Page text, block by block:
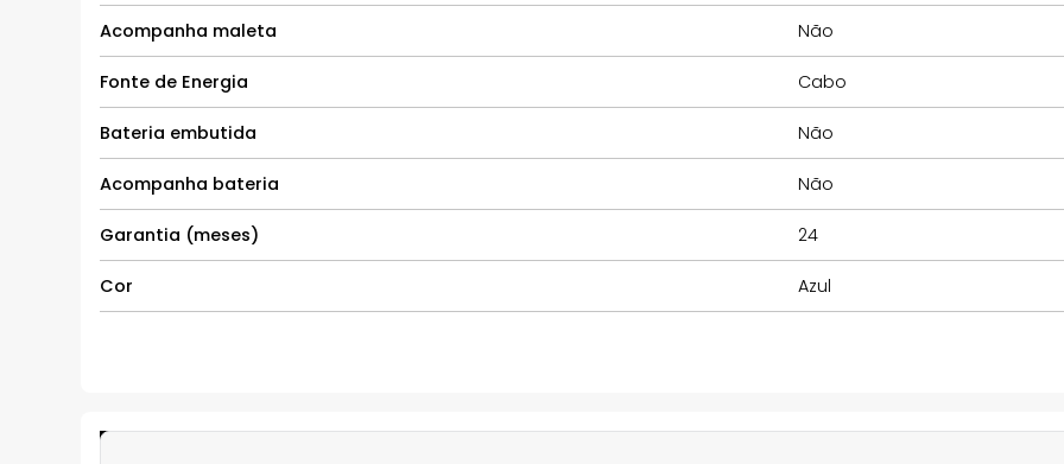
Acompanha maleta Não
Fonte de Energia Cabo
Bateria embutida Não
Acompanha bateria Não
Garantia (meses) 24
Cor Azul